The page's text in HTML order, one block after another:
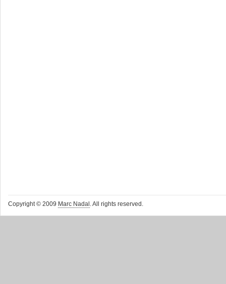
Copyright © 2009 Marc Nadal . All rights reserved.